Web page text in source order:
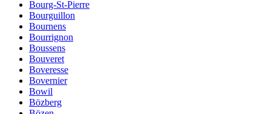
Bourg-St-Pierre
Bourguillon
Bournens
Bourrignon
Boussens
Bouveret
Boveresse
Bovernier
Bowil
Bözberg